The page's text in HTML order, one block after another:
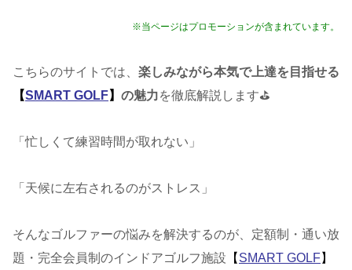
※当ページはプロモーションが含まれています。
こちらのサイトでは、 楽しみながら本気で上達を目指せる
【SMART GOLF】 の魅力を徹底解説します⛳️
「忙しくて練習時間が取れない」
「天候に左右されるのがストレス」
そんなゴルファーの悩みを解決するのが、定額制・通い放
題・完全会員制のインドアゴルフ施設 【 SMART GOLF】